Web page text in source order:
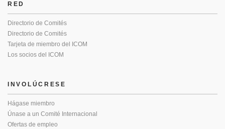
RED
Directorio de Comités
Directorio de Comités
Tarjeta de miembro del ICOM
Los socios del ICOM
INVOLÚCRESE
Hágase miembro
Únase a un Comité Internacional
Ofertas de empleo